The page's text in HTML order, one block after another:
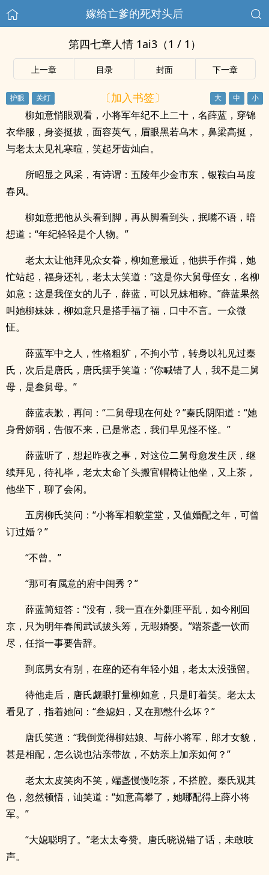
嫁给亡爹的死对头后
第四七章人情 1ai3（1 / 1）
上一章 目录 封面 下一章
〔加入书签〕
柳如意悄眼观看，小将军年纪不上二十，名薛蓝，穿锦
衣华服，身姿挺拔，面容英气，眉眼黑若乌木，鼻梁高挺，
与老太太见礼寒暄，笑起牙齿灿白。
所昭显之风采，有诗谓：五陵年少金市东，银鞍白马度
春风。
柳如意把他从头看到脚，再从脚看到头，抿嘴不语，暗
想道：“年纪轻轻是个人物。”
老太太让他拜见众女眷，柳如意最近，他拱手作揖，她
忙站起，福身还礼，老太太笑道：“这是你大舅母侄女，名柳
如意；这是我侄女的儿子，薛蓝，可以兄妹相称。”薛蓝果然
叫她柳妹妹，柳如意只是搭手福了福，口中不言。一众微
怔。
薛蓝军中之人，性格粗犷，不拘小节，转身以礼见过秦
氏，次后是唐氏，唐氏摆手笑道：“你喊错了人，我不是二舅
母，是叁舅母。”
薛蓝表歉，再问：“二舅母现在何处？”秦氏阴阳道：“她
身骨娇弱，告假不来，已是常态，我们早见怪不怪。”
薛蓝听了，想起昨夜之事，对这位二舅母愈发生厌，继
续拜见，待礼毕，老太太命丫头搬官帽椅让他坐，又上茶，
他坐下，聊了会闲。
五房柳氏笑问：“小将军相貌堂堂，又值婚配之年，可曾
订过婚？”
“不曾。”
“那可有属意的府中闺秀？”
薛蓝简短答：“没有，我一直在外剿匪平乱，如今刚回
京，只为明年春闱武试拔头筹，无暇婚娶。”端茶盏一饮而
尽，任指一事要告辞。
到底男女有别，在座的还有年轻小姐，老太太没强留。
待他走后，唐氏觑眼打量柳如意，只是盯着笑。老太太
看见了，指着她问：“叁媳妇，又在那憋什么坏？”
唐氏笑道：“我倒觉得柳姑娘、与薛小将军，郎才女貌，
甚是相配，怎么说也沾亲带故，不妨亲上加亲如何？”
老太太皮笑肉不笑，端盏慢慢吃茶，不搭腔。秦氏观其
色，忽然顿悟，讪笑道：“如意高攀了，她哪配得上薛小将
军。”
“大媳聪明了。”老太太夸赞。唐氏晓说错了话，未敢吱
声。